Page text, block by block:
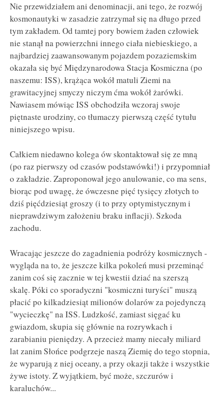
Nie przewidziałem ani denominacji, ani tego, że rozwój
kosmonautyki w zasadzie zatrzymał się na długo przed
tym zakładem. Od tamtej pory bowiem żaden człowiek
nie stanął na powierzchni innego ciała niebieskiego, a
najbardziej zaawansowanym pojazdem pozaziemskim
okazała się być Międzynarodowa Stacja Kosmiczna (po
naszemu: ISS), krążąca wokół matuli Ziemi na
grawitacyjnej smyczy niczym ćma wokół żarówki.
Nawiasem mówiąc ISS obchodziła wczoraj swoje
piętnaste urodziny, co tłumaczy pierwszą część tytułu
niniejszego wpisu.
Całkiem niedawno kolega ów skontaktował się ze mną
(po raz pierwszy od czasów podstawówki!) i przypomniał
o zakładzie. Zaproponował jego anulowanie, co ma sens,
biorąc pod uwagę, że ówczesne pięć tysięcy złotych to
dziś pięćdziesiąt groszy (i to przy optymistycznym i
nieprawdziwym założeniu braku inflacji). Szkoda
zachodu.
Wracając jeszcze do zagadnienia podróży kosmicznych -
wygląda na to, że jeszcze kilka pokoleń musi przeminąć
zanim coś się zacznie w tej kwestii dziać na szerszą
skalę. Póki co sporadyczni "kosmiczni turyści" muszą
płacić po kilkadziesiąt milionów dolarów za pojedynczą
"wycieczkę" na ISS. Ludzkość, zamiast sięgać ku
gwiazdom, skupia się głównie na rozrywkach i
zarabianiu pieniędzy. A przecież mamy niecały miliard
lat zanim Słońce podgrzeje naszą Ziemię do tego stopnia,
że wyparują z niej oceany, a przy okazji także i wszystkie
żywe istoty. Z wyjątkiem, być może, szczurów i
karaluchów...